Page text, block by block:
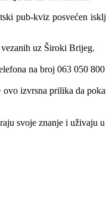
pub-kviz posvećen
uz Široki Brijeg.
na broj 063 050
izvrsna prilika da
svoje znanje i uživaju